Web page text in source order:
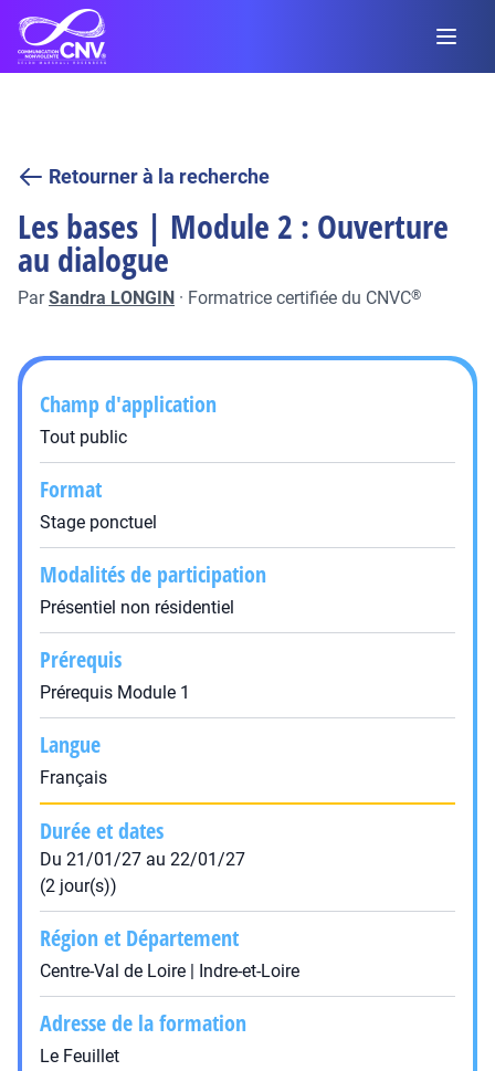
Retourner à la recherche
Les bases | Module 2 : Ouverture
au dialogue
ParSandra LONGIN · Formatrice certifiée du CNVC®
Champ d'application
Tout public
Format
Stage ponctuel
Modalités de participation
Présentiel non résidentiel
Prérequis
Prérequis Module 1
Langue
Français
Durée et dates
Du 21/01/27 au 22/01/27
(2 jour(s))
Région et Département
Centre-Val de Loire | Indre-et-Loire
Adresse de la formation
Le Feuillet